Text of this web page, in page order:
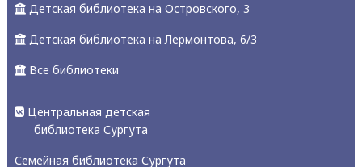
Детская библиотека на Островского, 3
Детская библиотека на Лермонтова, 6/3
Все библиотеки
Центральная детская
библиотека Сургута
Семейная библиотека Сургута